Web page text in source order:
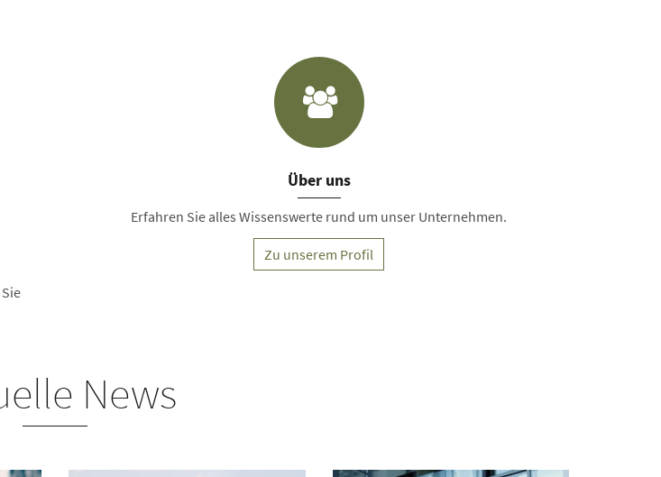
Über uns
Erfahren Sie alles Wissenswerte rund um unser Unternehmen.
Zu unserem Profil
News